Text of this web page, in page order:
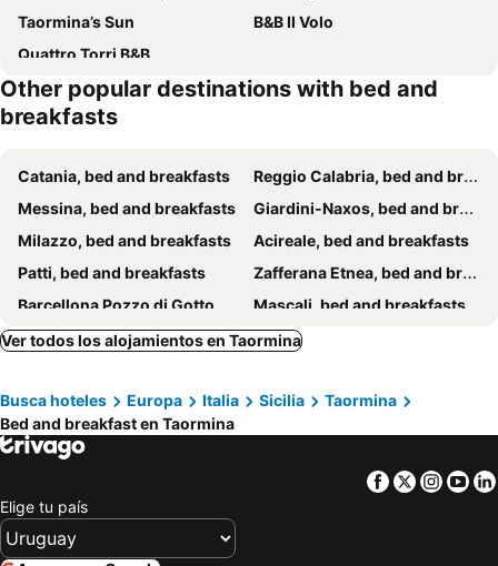
Taormina’s Sun
B&B Il Volo
Quattro Torri B&B
Other popular destinations with bed and
breakfasts
Catania, bed and breakfasts
Reggio Calabria, bed and breakfasts
Messina, bed and breakfasts
Giardini-Naxos, bed and breakfasts
Milazzo, bed and breakfasts
Acireale, bed and breakfasts
Patti, bed and breakfasts
Zafferana Etnea, bed and breakfasts
Barcellona Pozzo di Gotto, bed and breakfasts
Mascali, bed and breakfasts
Giarre, bed and breakfasts
Aci Castello, bed and breakfasts
Nicolosi, bed and breakfasts
Milo, bed and breakfasts
Gioiosa Marea, bed and breakfasts
Oliveri, bed and breakfasts
Motta Sant'Anastasia, bed and breakfasts
Castiglione di Sicilia, bed and breakfasts
San Giovanni la Punta, bed and breakfasts
Letojanni, bed and breakfasts
Santa Teresa di Riva, bed and breakfasts
Ver todos los alojamientos en Taormina
Busca hoteles Europa Italia Sicilia
Taormina
Bed and breakfast en Taormina
Facebook
Twitter
Elige tu país